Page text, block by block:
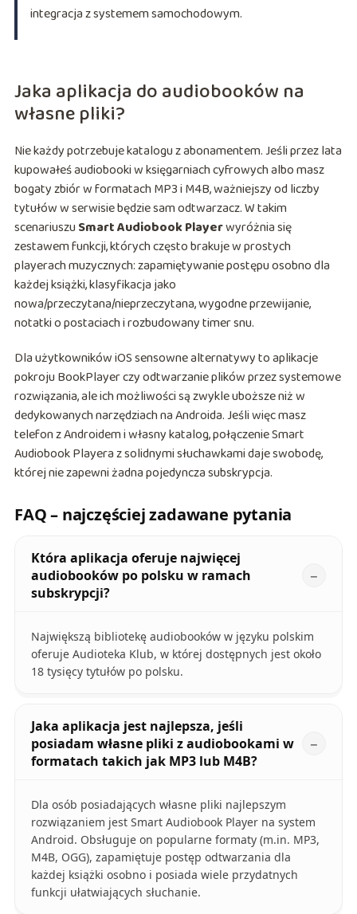
integracja z systemem samochodowym.
Jaka aplikacja do audiobooków na
własne pliki?
Nie każdy potrzebuje katalogu z abonamentem. Jeśli przez lata
kupowałeś audiobooki w księgarniach cyfrowych albo masz
bogaty zbiór w formatach MP3 i M4B, ważniejszy od liczby
tytułów w serwisie będzie sam odtwarzacz. W takim
scenariuszuSmart Audiobook Playerwyróżnia się
zestawem funkcji, których często brakuje w prostych
playerach muzycznych: zapamiętywanie postępu osobno dla
każdej książki, klasyfikacja jako
nowa/przeczytana/nieprzeczytana, wygodne przewijanie,
notatki o postaciach i rozbudowany timer snu.
Dla użytkowników iOS sensowne alternatywy to aplikacje
pokroju BookPlayer czy odtwarzanie plików przez systemowe
rozwiązania, ale ich możliwości są zwykle uboższe niż w
dedykowanych narzędziach na Androida. Jeśli więc masz
telefon z Androidem i własny katalog, połączenie Smart
Audiobook Playera z solidnymi słuchawkami daje swobodę,
której nie zapewni żadna pojedyncza subskrypcja.
FAQ – najczęściej zadawane pytania
Która aplikacja oferuje najwięcej
audiobooków po polsku w ramach
subskrypcji?
Największą bibliotekę audiobooków w języku polskim
oferuje Audioteka Klub, w której dostępnych jest około
18 tysięcy tytułów po polsku.
Jaka aplikacja jest najlepsza, jeśli
posiadam własne pliki z audiobookami w
formatach takich jak MP3 lub M4B?
Dla osób posiadających własne pliki najlepszym
rozwiązaniem jest Smart Audiobook Player na system
Android. Obsługuje on popularne formaty (m.in. MP3,
M4B, OGG), zapamiętuje postęp odtwarzania dla
każdej książki osobno i posiada wiele przydatnych
funkcji ułatwiających słuchanie.